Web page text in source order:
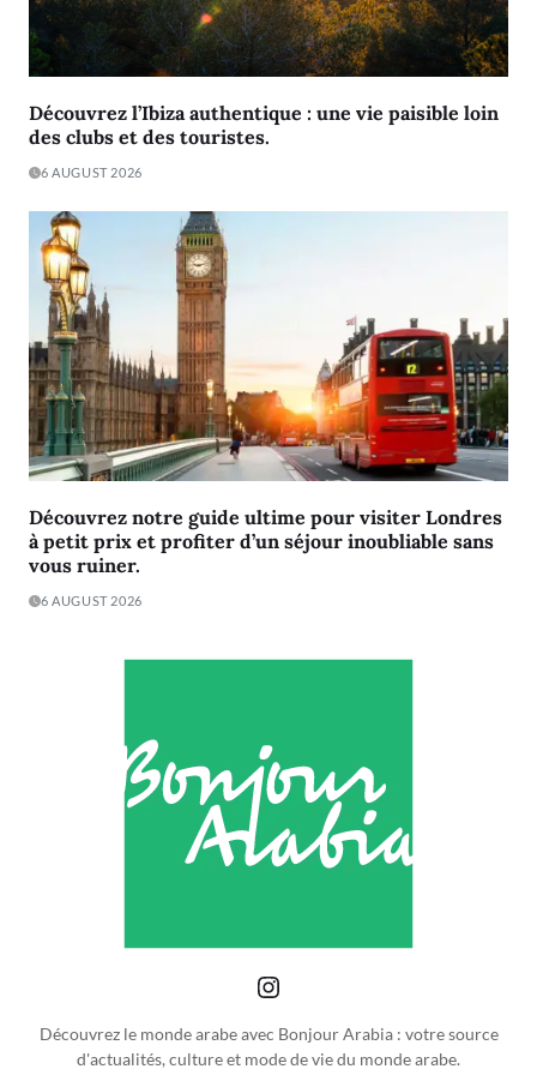
Découvrez l’Ibiza authentique : une vie paisible loin
des clubs et des touristes.
6 AUGUST 2026
Découvrez notre guide ultime pour visiter Londres
à petit prix et profiter d’un séjour inoubliable sans
vous ruiner.
6 AUGUST 2026
Découvrez le monde arabe avec Bonjour Arabia : votre source
d'actualités, culture et mode de vie du monde arabe.